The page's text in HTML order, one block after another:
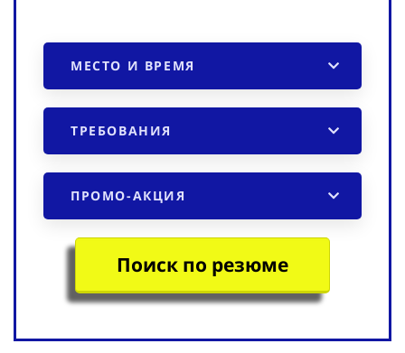
МЕСТО И ВРЕМЯ
ТРЕБОВАНИЯ
ПРОМО-АКЦИЯ
Поиск по резюме